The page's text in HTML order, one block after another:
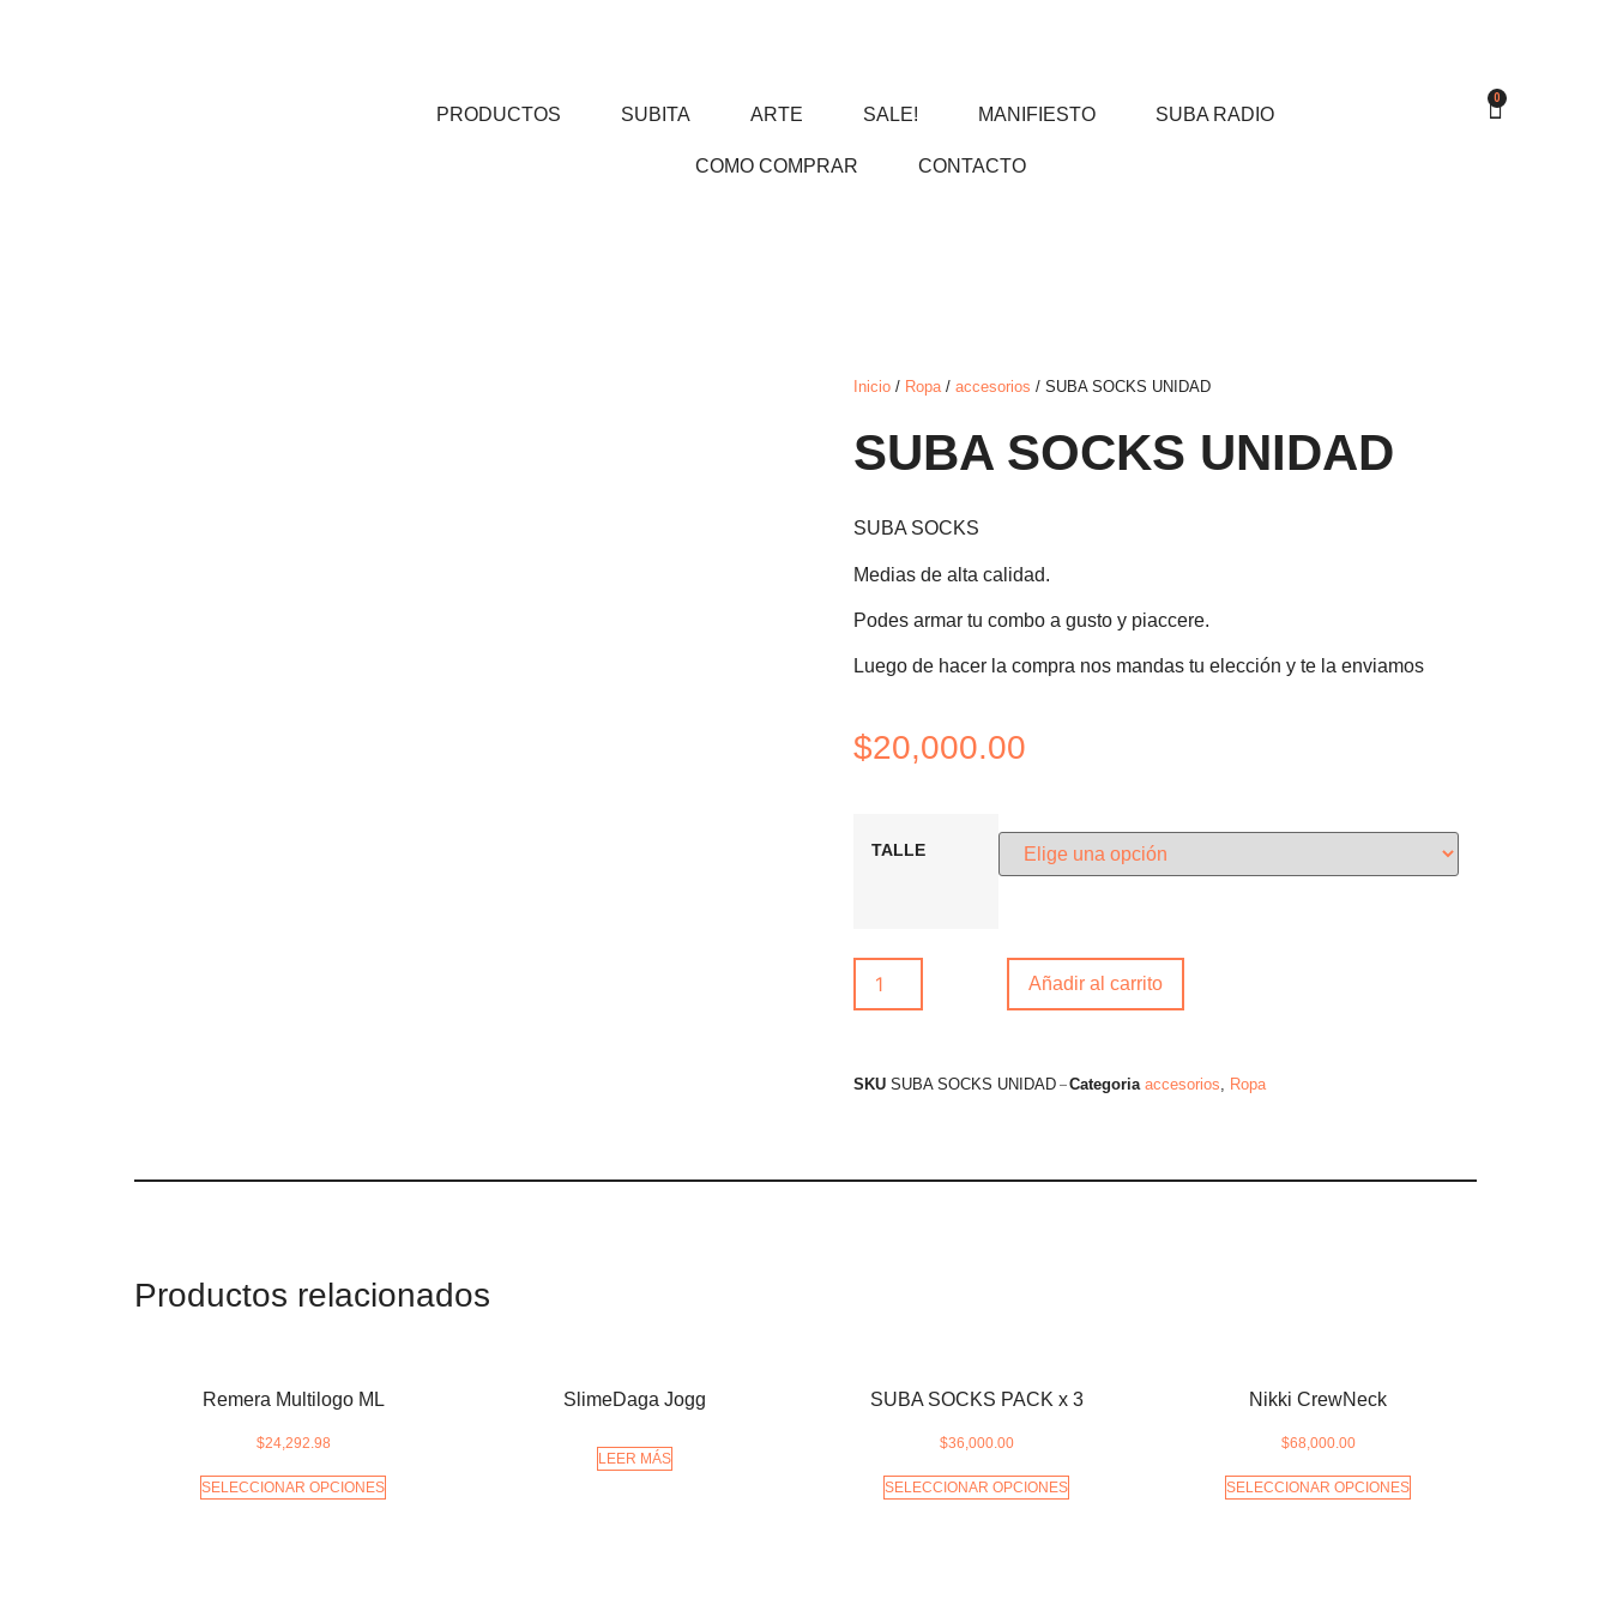
PRODUCTOS SUBITA ARTE SALE! MANIFIESTO SUBA RADIO
COMO COMPRAR CONTACTO
0
Inicio / Ropa/ accesorios / SUBA SOCKS UNIDAD
SUBA SOCKS UNIDAD
SUBA SOCKS
Medias de alta calidad.
Podes armar tu combo a gusto y piaccere.
Luego de hacer la compra nos mandas tu elección y te la enviamos
$20,000.00
TALLE
Añadir al carrito
SKU SUBA SOCKS UNIDAD Categoria accesorios, Ropa
Productos relacionados
Remera Multilogo ML
$24,292.98
SELECCIONAR OPCIONES
SlimeDaga Jogg
LEER MÁS
SUBA SOCKS PACK x 3
$36,000.00
SELECCIONAR OPCIONES
Nikki CrewNeck
$68,000.00
SELECCIONAR OPCIONES